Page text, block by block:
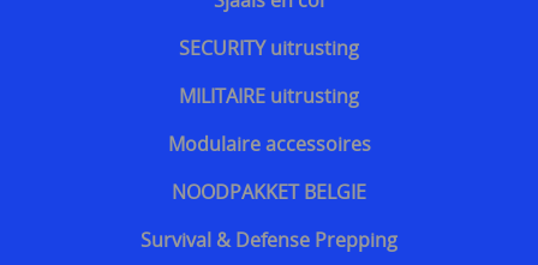
Persoonlijke bescherming Afrika reizen
Bescherming tegen slangen
Voetbalsupporters
Buitenhoezen kogelwerende vesten
Beschermende pakketten voor in kogel en
steekwerend vest
SECURITY uitrusting
MILITAIRE uitrusting
Modulaire accessoires
NOODPAKKET BELGIE
Survival & Defense Prepping